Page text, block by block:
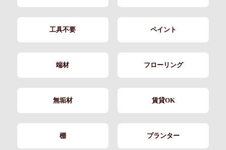
工具不要 ペイント
端材 フローリング
無垢材 賃貸OK
棚 プランター